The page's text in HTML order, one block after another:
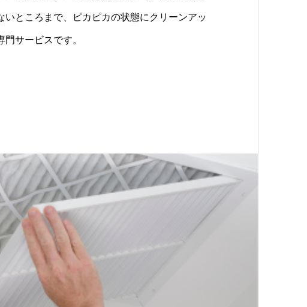
いところまで、ピカピカの状態にクリーンアッ
サービスです。